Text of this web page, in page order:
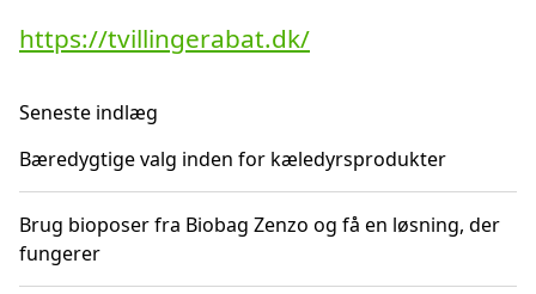
https://tvillingerabat.dk/
Seneste indlæg
Bæredygtige valg inden for kæledyrsprodukter
Brug bioposer fra Biobag Zenzo og få en løsning, der
fungerer